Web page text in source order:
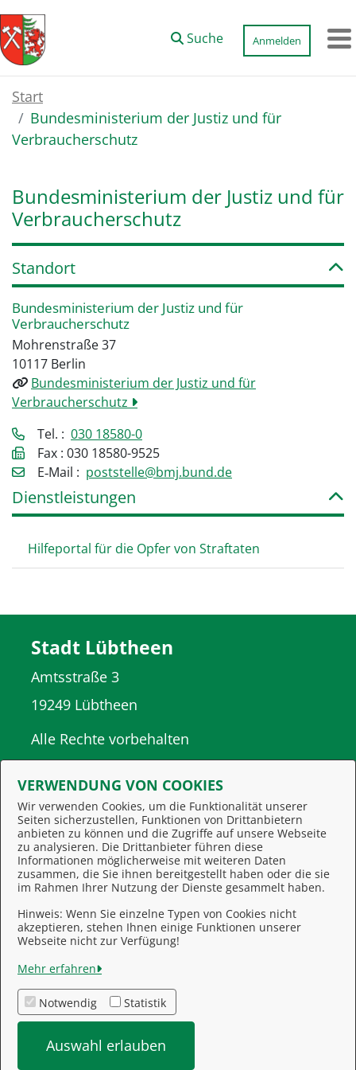
Zum Hauptinhalt springen
Suche
Anmelden
Start
Bundesministerium der Justiz und für
Verbraucherschutz
Bundesministerium der Justiz und für
Verbraucherschutz
Standort
Bundesministerium der Justiz und für
Verbraucherschutz
Mohrenstraße 37
10117 Berlin
Bundesministerium der Justiz und für
Verbraucherschutz
Tel. : 030 18580-0
Fax : 030 18580-9525
E‑Mail : poststelle@bmj.bund.de
Dienstleistungen
Hilfeportal für die Opfer von Straftaten
Behördennummer 115
Stadt Lübtheen
Amtsstraße 3
19249 Lübtheen
Alle Rechte vorbehalten
Feedback
Impressum
Kontakt
Datenschutzerklärung
Barrierefreiheit
VERWENDUNG VON COOKIES
Wir verwenden Cookies, um die Funktionalität unserer
Seiten sicherzustellen, Funktionen von Drittanbietern
anbieten zu können und die Zugriffe auf unsere Webseite
zu analysieren. Die Drittanbieter führen diese
Informationen möglicherweise mit weiteren Daten
zusammen, die Sie ihnen bereitgestellt haben oder die sie
im Rahmen Ihrer Nutzung der Dienste gesammelt haben.
Hinweis: Wenn Sie einzelne Typen von Cookies nicht
akzeptieren, stehen Ihnen einige Funktionen unserer
Webseite nicht zur Verfügung!
Mehr erfahren
Notwendig Statistik
Auswahl erlauben